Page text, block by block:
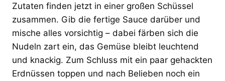
Zutaten finden jetzt in einer großen Schüssel
zusammen. Gib die fertige Sauce darüber und
mische alles vorsichtig – dabei färben sich die
Nudeln zart ein, das Gemüse bleibt leuchtend
und knackig. Zum Schluss mit ein paar gehackten
Erdnüssen toppen und nach Belieben noch ein